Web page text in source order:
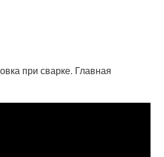
при сварке. Главная